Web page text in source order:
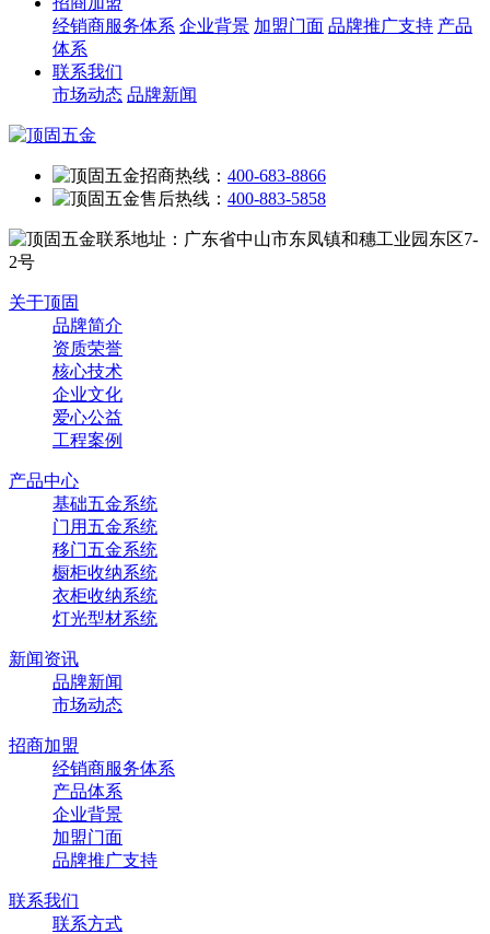
经销商服务体系 企业背景 加盟门面 品牌推广支持 产品
体系
联系我们
市场动态 品牌新闻
招商热线： 400-683-8866
售后热线： 400-883-5858
联系地址：广东省中山市东凤镇和穗工业园东区7-
2号
关于顶固
品牌简介
资质荣誉
核心技术
企业文化
爱心公益
工程案例
产品中心
基础五金系统
门用五金系统
移门五金系统
橱柜收纳系统
衣柜收纳系统
灯光型材系统
新闻资讯
品牌新闻
市场动态
招商加盟
经销商服务体系
产品体系
企业背景
加盟门面
品牌推广支持
联系我们
联系方式